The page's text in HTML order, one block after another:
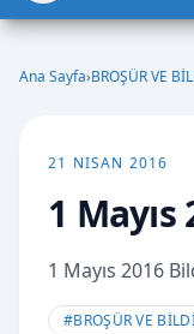
Ana Sayfa›BROŞÜR VE
21 NISAN 2016
1
1 Mayıs 2016
#BROŞÜR VE